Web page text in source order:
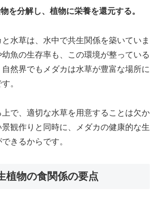
を分解し、植物に栄養を還元する。
水草は、水中で共生関係を築いていま
魚の生存率も、この環境が整っている
然界でもメダカは水草が豊富な場所に
。
上で、適切な水草を用意することは欠か
観作りと同時に、メダカの健康的な生
きるからです。
植物の食関係の要点